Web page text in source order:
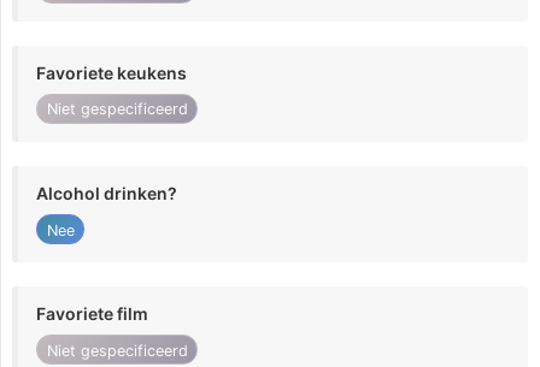
Favoriete keukens
Niet gespecificeerd
Alcohol drinken?
Nee
Favoriete film
Niet gespecificeerd